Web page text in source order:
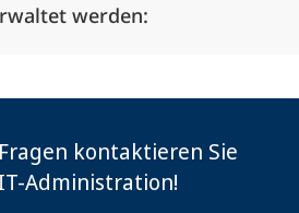
werden:
kontaktieren Sie
Administration!